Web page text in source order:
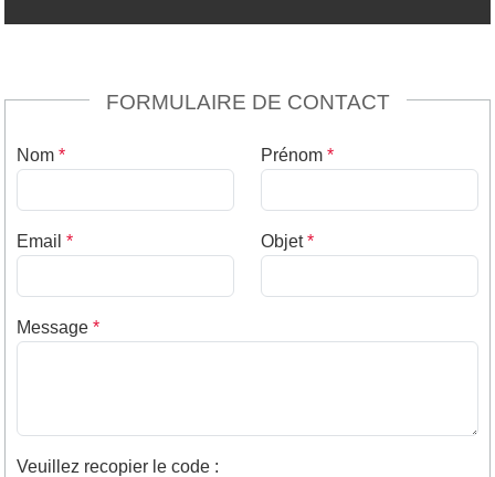
FORMULAIRE DE CONTACT
Nom * Prénom *
Email * Objet*
Message *
Veuillez recopier le code :